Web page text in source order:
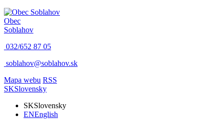
Obec
Soblahov
032/652 87 05
soblahov@soblahov.sk
Mapa webu RSS
SKSlovensky
SKSlovensky
ENEnglish